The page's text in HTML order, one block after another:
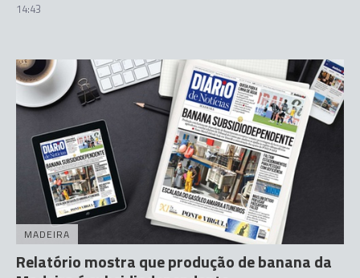
14:43
MADEIRA
Relatório mostra que produção de banana da